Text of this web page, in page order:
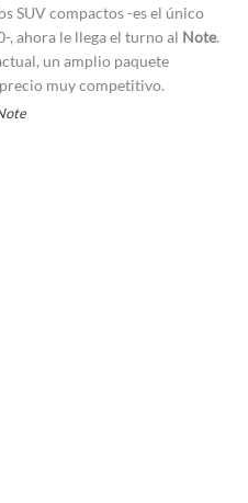
SUV compactos -es el único
, ahora le llega el turno al Note.
un amplio paquete
muy competitivo.